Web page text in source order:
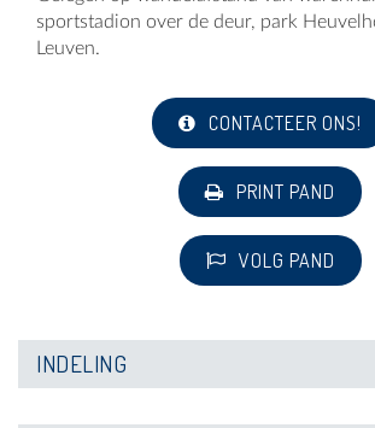
sportstadion over de deur, park
Leuven.
CONTACTEER ONS!
PRINT PAND
VOLG PAND
INDELING